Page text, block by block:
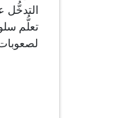
تعلُّم
لصعوبات